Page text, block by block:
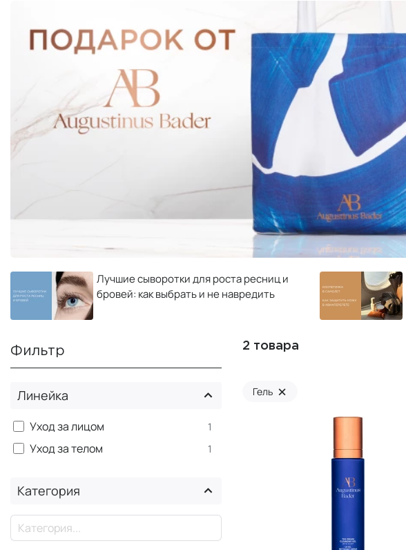
Лучшие сыворотки для роста ресниц и
бровей: как выбрать и не навредить
Фильтр
Линейка
Уход за лицом 1
Уход за телом 1
Категория
2 товара
Гель ×